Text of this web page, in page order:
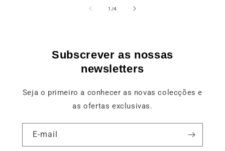
1 /de
4
Subscrever as nossas
newsletters
Seja o primeiro a conhecer as novas colecções e
as ofertas exclusivas.
E-mail